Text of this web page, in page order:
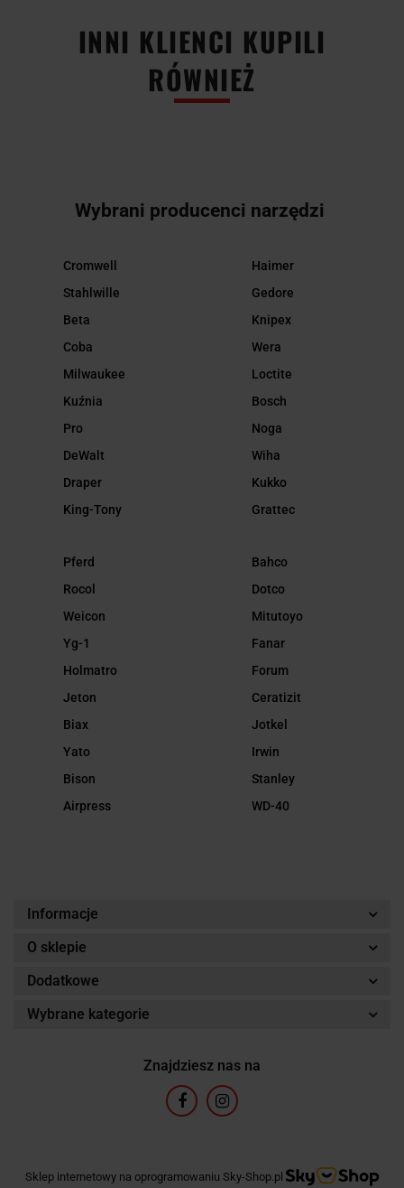
INNI KLIENCI KUPILI
RÓWNIEŻ
Wybrani producenci narzędzi
Cromwell
Stahlwille
Beta
Coba
Milwaukee
Kuźnia
Pro
DeWalt
Draper
King-Tony
Haimer
Gedore
Knipex
Wera
Loctite
Bosch
Noga
Wiha
Kukko
Grattec
Pferd
Rocol
Weicon
Yg-1
Holmatro
Jeton
Biax
Yato
Bison
Airpress
Bahco
Dotco
Mitutoyo
Fanar
Forum
Ceratizit
Jotkel
Irwin
Stanley
WD-40
Informacje
O sklepie
Dodatkowe
Wybrane kategorie
Znajdziesz nas na
Sklep internetowy na oprogramowaniu Sky-Shop.pl